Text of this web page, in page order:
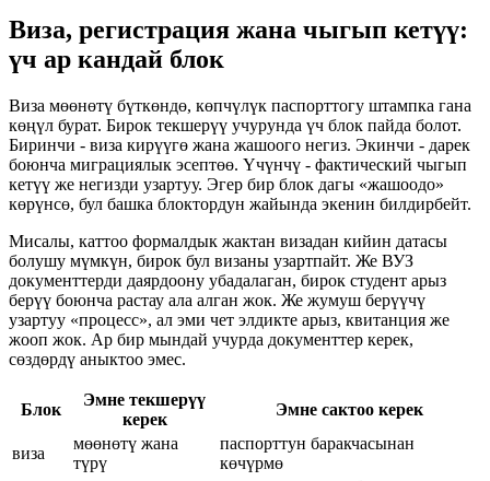
Виза, регистрация жана чыгып кетүү:
үч ар кандай блок
Виза мөөнөтү бүткөндө, көпчүлүк паспорттогу штампка гана
көңүл бурат. Бирок текшерүү учурунда үч блок пайда болот.
Биринчи - виза кирүүгө жана жашоого негиз. Экинчи - дарек
боюнча миграциялык эсептөө. Үчүнчү - фактический чыгып
кетүү же негизди узартуу. Эгер бир блок дагы «жашоодо»
көрүнсө, бул башка блоктордун жайында экенин билдирбейт.
Мисалы, каттоо формалдык жактан визадан кийин датасы
болушу мүмкүн, бирок бул визаны узартпайт. Же ВУЗ
документтерди даярдоону убадалаган, бирок студент арыз
берүү боюнча растау ала алган жок. Же жумуш берүүчү
узартуу «процесс», ал эми чет элдикте арыз, квитанция же
жооп жок. Ар бир мындай учурда документтер керек,
сөздөрдү аныктоо эмес.
Блок
Эмне текшерүү
керек
Эмне сактоо керек
виза
мөөнөтү жана
түрү
паспорттун баракчасынан
көчүрмө